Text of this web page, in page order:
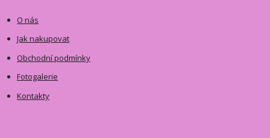
O nás
Jak nakupovat
Obchodní podmínky
Fotogalerie
Kontakty